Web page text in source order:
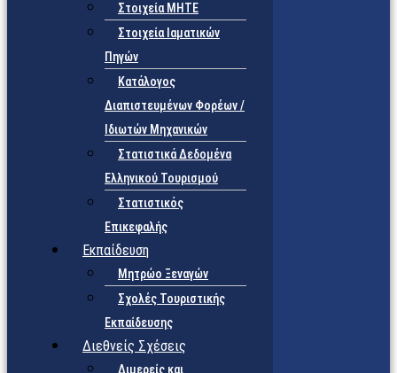
Στοιχεία ΜΗΤΕ
Στοιχεία Ιαματικών
Πηγών
Κατάλογος
Διαπιστευμένων Φορέων /
Ιδιωτών Μηχανικών
Στατιστικά Δεδομένα
Ελληνικού Τουρισμού
Στατιστικός
Επικεφαλής
Εκπαίδευση
Μητρώο Ξεναγών
Σχολές Τουριστικής
Εκπαίδευσης
Διεθνείς Σχέσεις
Διμερείς και